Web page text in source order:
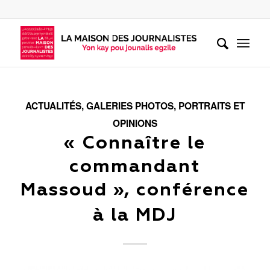
ACTUALITÉS,GALERIES PHOTOS, PORTRAITS ET
OPINIONS
« Connaître le
commandant
Massoud », conférence
à la MDJ